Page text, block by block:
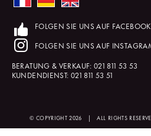
FOLGEN SIE UNS AUF FACEBOOK
FOLGEN SIE UNS AUF
BERATUNG & VERKAUF: 021 811 53 53
KUNDENDIENST: 021 811 53 51
© COPYRIGHT 2026 | ALL RIGHTS